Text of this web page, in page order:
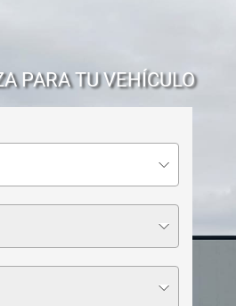
PARA TU VEHÍCULO